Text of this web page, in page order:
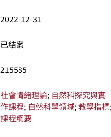
2022-12-31
已結案
215585
社會情緒理論; 自然科探究與實
作課程; 自然科學領域;教學指標;
課程綱要